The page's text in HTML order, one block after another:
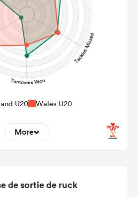
Contact Meters
U20 Wales U20
More
Tackles Made
de sortie de ruck